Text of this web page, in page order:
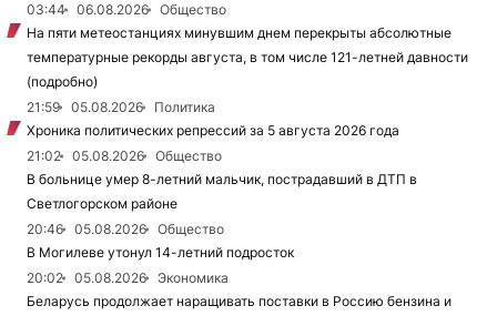
03:44
06.08.2026
Общество
На пяти метеостанциях минувшим днем перекрыты абсолютные
температурные рекорды августа, в том числе 121-летней давности
(подробно)
21:59
05.08.2026
Политика
Хроника политических репрессий за 5 августа 2026 года
21:02
05.08.2026
Общество
В больнице умер 8-летний мальчик, пострадавший в ДТП в
Светлогорском районе
20:46
05.08.2026
Общество
В Могилеве утонул 14-летний подросток
20:02
05.08.2026
Экономика
Беларусь продолжает наращивать поставки в Россию бензина и